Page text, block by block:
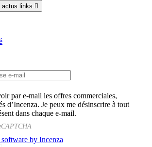
actus links 
par e-mail les offres commerciales,
d’Incenza. Je peux me désinscrire à tout
dans chaque e-mail.
by Incenza